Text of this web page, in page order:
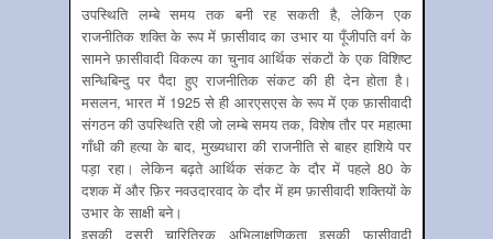
उपस्थिति लम्बे समय तक बनी रह सकती है, लेकिन एक
राजनीतिक शक्ति के रूप में फ़ासीवाद का उभार या पूँजीपति वर्ग के
सामने फ़ासीवादी विकल्प का चुनाव आर्थिक संकटों के एक विशिष्ट
सन्धिबिन्दु पर पैदा हुए राजनीतिक संकट की ही देन होता है।
मसलन, भारत में 1925 से ही आरएसएस के रूप में एक फ़ासीवादी
संगठन की उपस्थिति रही जो लम्बे समय तक, विशेष तौर पर महात्मा
गाँधी की हत्या के बाद, मुख्यधारा की राजनीति से बाहर हाशिये पर
पड़ा रहा। लेकिन बढ़ते आर्थिक संकट के दौर में पहले 80 के
दशक में और फ़िर नवउदारवाद के दौर में हम फ़ासीवादी शक्तियों के
उभार के साक्षी बने।
इसकी दूसरी चारित्रिक अभिलाक्षणिकता इसकी फ़ासीवादी